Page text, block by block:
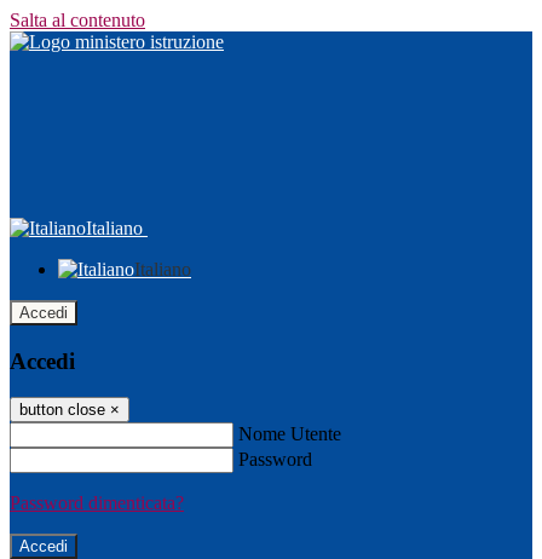
Salta al contenuto
Italiano
Italiano
Accedi
Accedi
button close ×
Nome Utente
Password
Password dimenticata?